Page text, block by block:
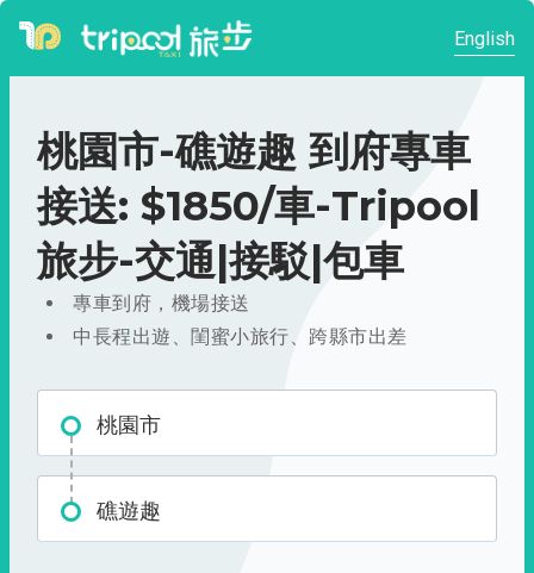
English
桃園市-礁遊趣 到府專車
接送: $1850/車-Tripool
旅步-交通|接駁|包車
專車到府，機場接送
中長程出遊、閨蜜小旅行、跨縣市出差
桃園市
礁遊趣